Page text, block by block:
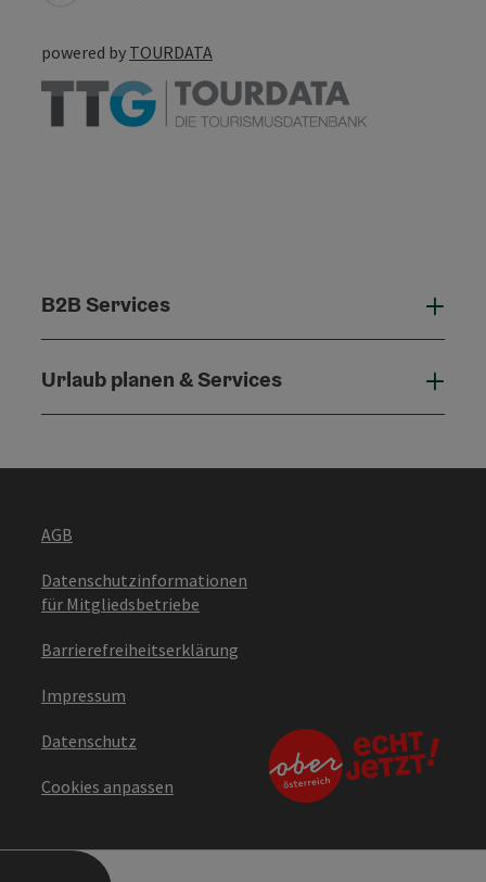
powered by TOURDATA
B2B Services
Urlaub planen & Services
AGB
Datenschutzinformationen
für Mitgliedsbetriebe
Barrierefreiheitserklärung
Impressum
Datenschutz
Cookies anpassen